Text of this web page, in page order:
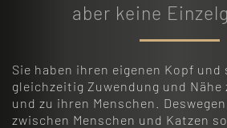
aber keine
Sie haben ihren eigenen Kopf und
gleichzeitig Zuwendung und Nähe
und zu ihren Menschen.
zwischen Menschen und Katzen